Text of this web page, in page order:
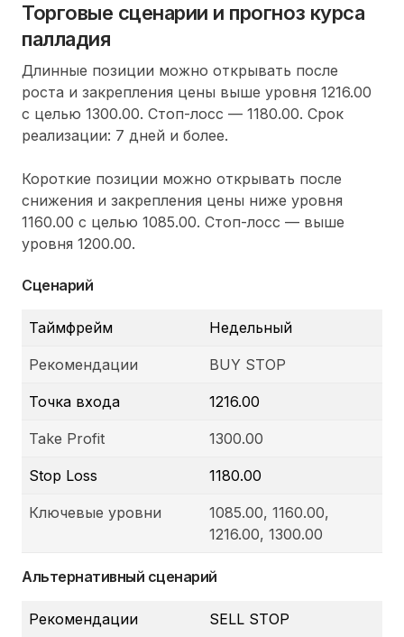
Торговые сценарии и прогноз курса
палладия
Длинные позиции можно открывать после
роста и закрепления цены выше уровня 1216.00
с целью 1300.00. Стоп-лосс — 1180.00. Срок
реализации: 7 дней и более.
Короткие позиции можно открывать после
снижения и закрепления цены ниже уровня
1160.00 с целью 1085.00. Стоп-лосс — выше
уровня 1200.00.
Сценарий
Таймфрейм Недельный
Рекомендации BUY STOP
Точка входа 1216.00
Take Profit 1300.00
Stop Loss 1180.00
Ключевые уровни
1085.00, 1160.00,
1216.00, 1300.00
Альтернативный сценарий
Рекомендации SELL STOP